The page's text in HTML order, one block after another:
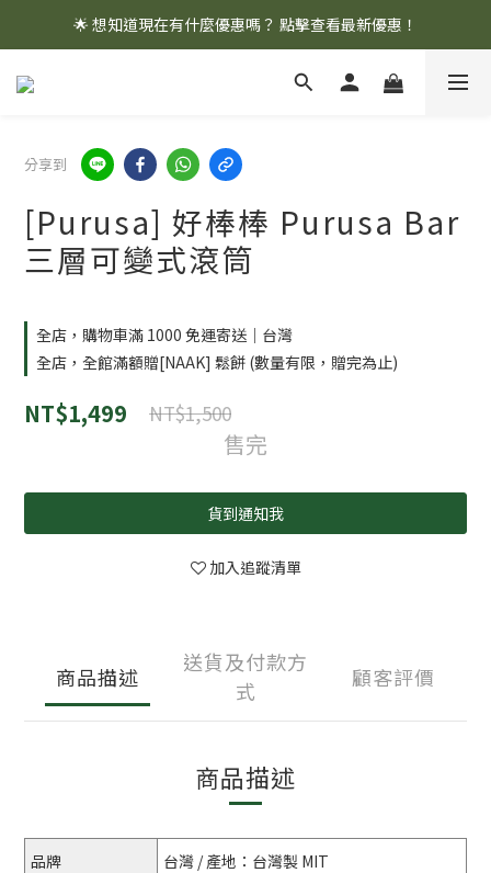
🌟 想知道現在有什麼優惠嗎？ 點擊查看最新優惠！
🌟 想知道現在有什麼優惠嗎？ 點擊查看最新優惠！
全館消費滿 $1,000 即享免運優惠
分享到
[Purusa] 好棒棒 Purusa Bar
三層可變式滾筒
全店，購物車滿 1000 免運寄送｜台灣
全店，全館滿額贈[NAAK] 鬆餅 (數量有限，贈完為止)
NT$1,499 NT$1,500
售完
貨到通知我
加入追蹤清單
商品描述
送貨及付款方
式
顧客評價
商品描述
品牌 台灣 / 產地：台灣製 MIT